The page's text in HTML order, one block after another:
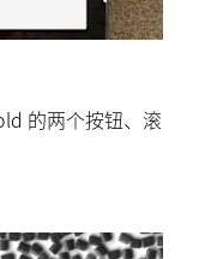
macOS，请访问
的两个按钮、滚